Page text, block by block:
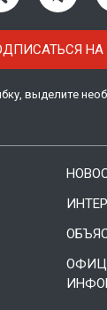
НА
выделите